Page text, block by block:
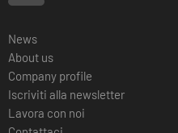
News
About us
Company profile
Iscriviti alla newsletter
Lavora con noi